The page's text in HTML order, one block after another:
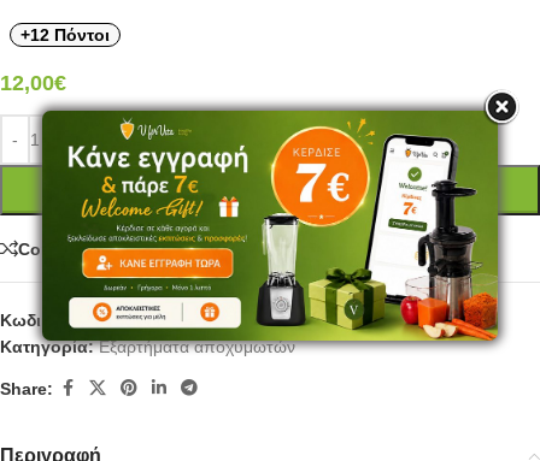
+12 Πόντοι
12,00€
ΠΡΟΣΘΉΚΗ ΣΤΟ ΚΑΛΆΘΙ
Compare
Κωδικός προϊόντος:
SS4334
Κατηγορία: Εξαρτήματα αποχυμωτών
Share:
Περιγραφή